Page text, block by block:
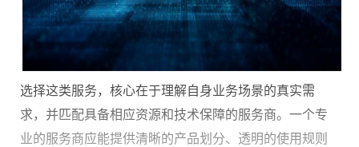
选择这类服务，核心在于理解自身业务场景的真实需
求，并匹配具备相应资源和技术保障的服务商。一个专
业的服务商应能提供清晰的产品划分、透明的使用规则